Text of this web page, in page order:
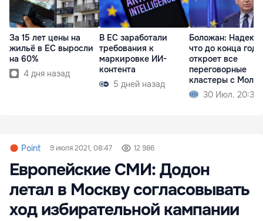
За 15 лет цены на
жильё в ЕС выросли
на 60%
4 дня назад
В ЕС заработали
требования к
маркировке ИИ-
контента
5 дней назад
Боложан:
что до конца
откроет все
переговорные
кластеры с
30 Июл. 20:36
Point 9 июля 2021, 08:47 12 986
Европейские СМИ: Додон
летал в Москву согласовывать
ход избирательной кампании